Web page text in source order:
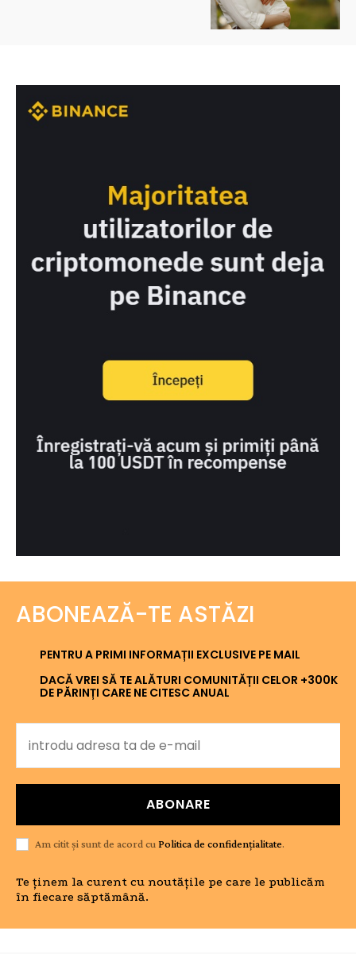
ABONEAZĂ-TE ASTĂZI
PENTRU A PRIMI INFORMAȚII EXCLUSIVE PE MAIL
DACĂ VREI SĂ TE ALĂTURI COMUNITĂȚII CELOR +300K
DE PĂRINȚI CARE NE CITESC ANUAL
ABONARE
Am citit și sunt de acord cu Politica de confidențialitate.
Te ținem la curent cu noutățile pe care le publicăm
în fiecare săptămână.